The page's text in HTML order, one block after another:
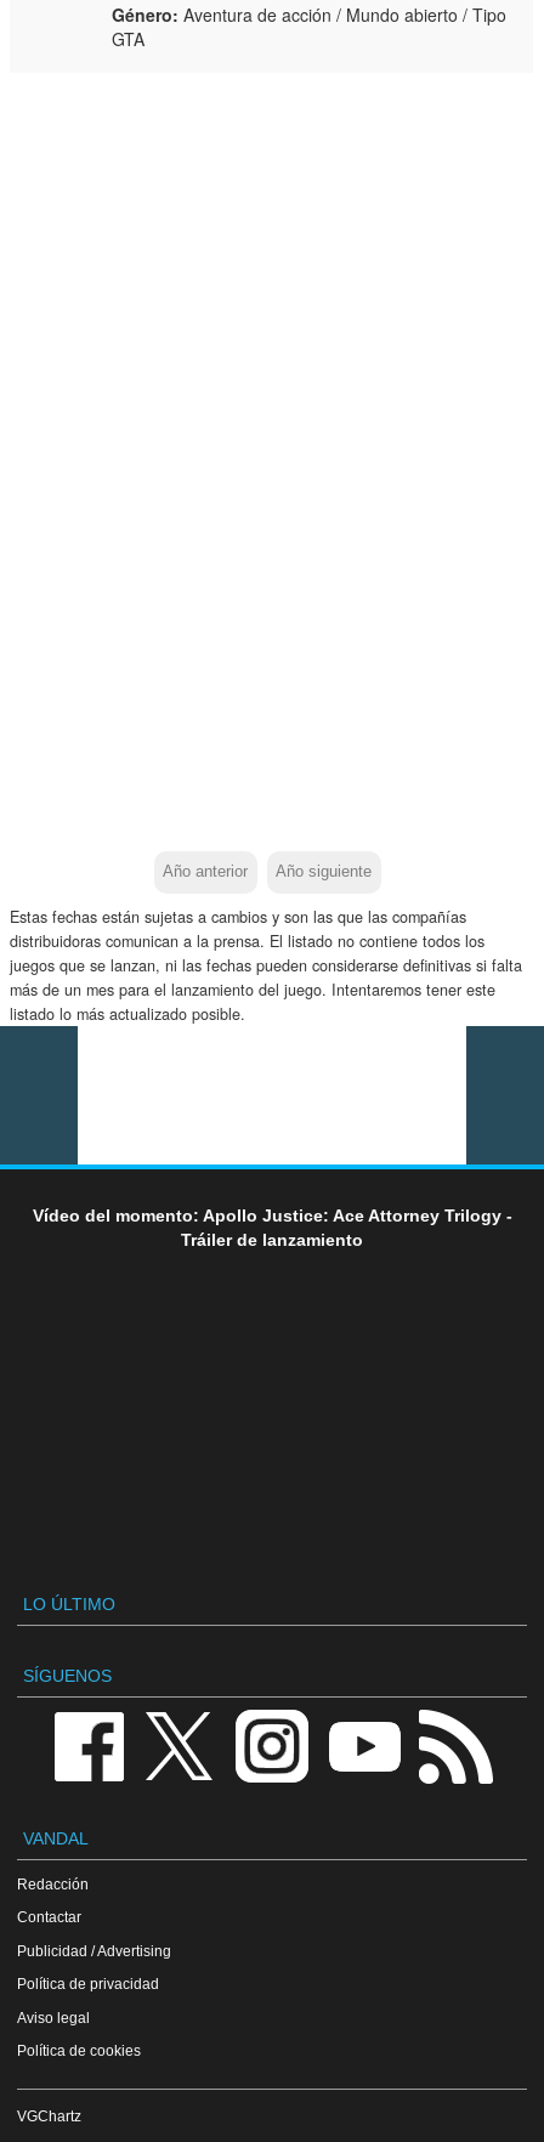
Género: Aventura de acción / Mundo abierto / Tipo
GTA
Año anterior Año siguiente
Estas fechas están sujetas a cambios y son las que las compañías
distribuidoras comunican a la prensa. El listado no contiene todos los
juegos que se lanzan, ni las fechas pueden considerarse definitivas si falta
más de un mes para el lanzamiento del juego. Intentaremos tener este
listado lo más actualizado posible.
Vídeo del momento: Apollo Justice: Ace Attorney Trilogy -
Tráiler de lanzamiento
LO ÚLTIMO
SÍGUENOS
VANDAL
Redacción
Contactar
Publicidad / Advertising
Política de privacidad
Aviso legal
Política de cookies
VGChartz